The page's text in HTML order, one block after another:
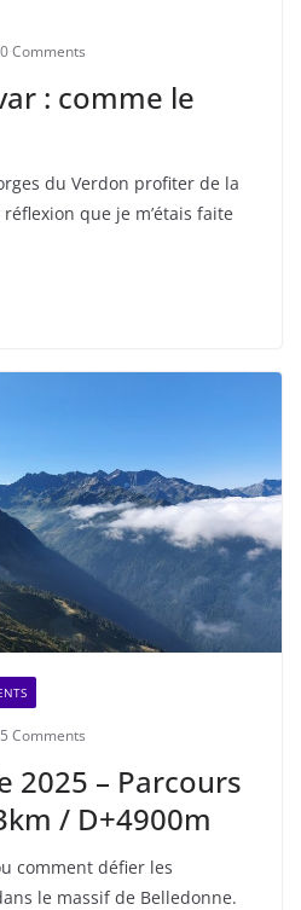
0 Comments
: comme le
du Verdon profiter de la
que je m’étais faite
5 Comments
2025 – Parcours
/ D+4900m
comment défier les
le massif de Belledonne.